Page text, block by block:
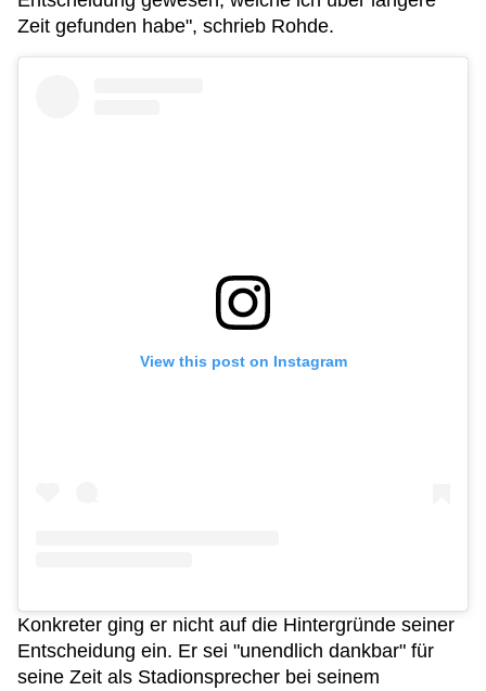
Zeit gefunden habe", schrieb Rohde.
View this post on Instagram
Konkreter ging er nicht auf die Hintergründe seiner
Entscheidung ein. Er sei "unendlich dankbar" für
seine Zeit als Stadionsprecher bei seinem